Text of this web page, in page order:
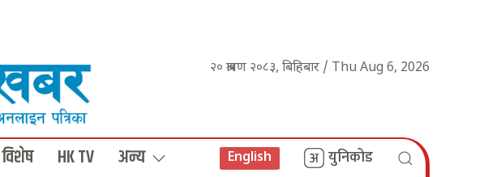
२० श्रावण २०८३, बिहिबार / Thu Aug 6, 2026
HK TV अन्य English युनिकोड